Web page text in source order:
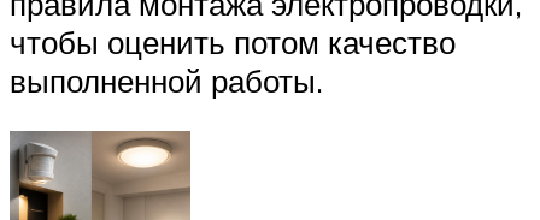
чтобы оценить потом качество
выполненной работы.